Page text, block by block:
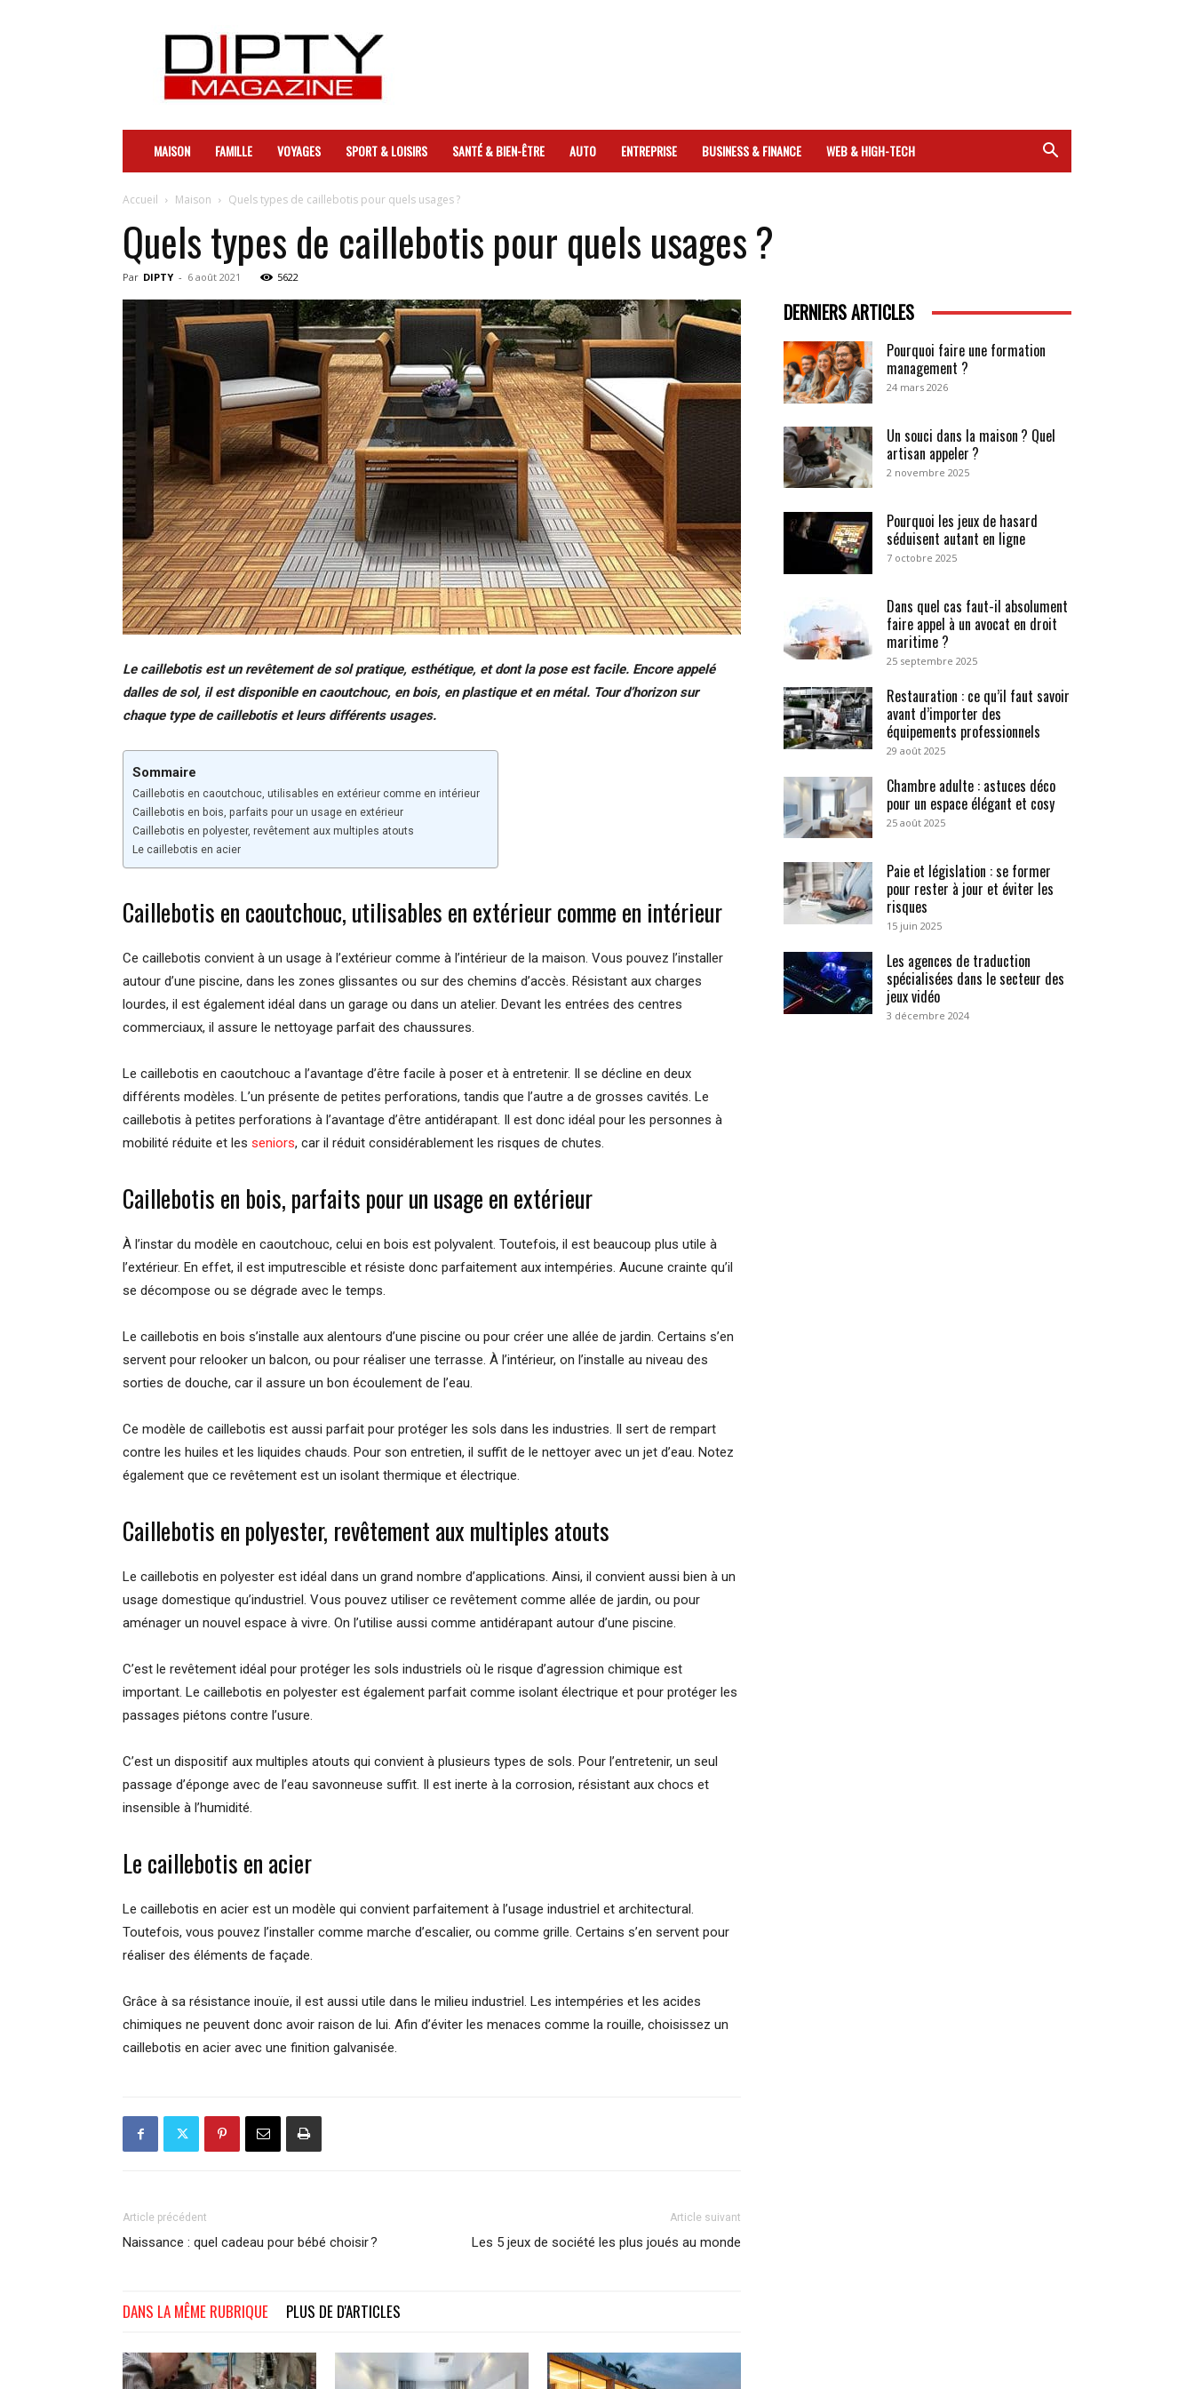
DIPTY
MAISON FAMILLE VOYAGES SPORT & LOISIRS SANTÉ & BIEN-ÊTRE AUTO ENTREPRISE BUSINESS & FINANCE WEB & HIGH-TECH
Accueil Maison Quels types de caillebotis pour quels usages ?
Quels types de caillebotis pour quels usages ?
Par DIPTY - 6 août 2021 5622
Le caillebotis est un revêtement de sol pratique, esthétique, et dont la pose est facile. Encore appelé
dalles de sol, il est disponible en caoutchouc, en bois, en plastique et en métal. Tour d’horizon sur
chaque type de caillebotis et leurs différents usages.
Sommaire
Caillebotis en caoutchouc, utilisables en extérieur comme en intérieur
Caillebotis en bois, parfaits pour un usage en extérieur
Caillebotis en polyester, revêtement aux multiples atouts
Le caillebotis en acier
Caillebotis en caoutchouc, utilisables en extérieur comme en intérieur
Ce caillebotis convient à un usage à l’extérieur comme à l’intérieur de la maison. Vous pouvez l’installer
autour d’une piscine, dans les zones glissantes ou sur des chemins d’accès. Résistant aux charges
lourdes, il est également idéal dans un garage ou dans un atelier. Devant les entrées des centres
commerciaux, il assure le nettoyage parfait des chaussures.
Le caillebotis en caoutchouc a l’avantage d’être facile à poser et à entretenir. Il se décline en deux
différents modèles. L’un présente de petites perforations, tandis que l’autre a de grosses cavités. Le
caillebotis à petites perforations à l’avantage d’être antidérapant. Il est donc idéal pour les personnes à
mobilité réduite et les seniors, car il réduit considérablement les risques de chutes.
Caillebotis en bois, parfaits pour un usage en extérieur
À l’instar du modèle en caoutchouc, celui en bois est polyvalent. Toutefois, il est beaucoup plus utile à
l’extérieur. En effet, il est imputrescible et résiste donc parfaitement aux intempéries. Aucune crainte qu’il
se décompose ou se dégrade avec le temps.
Le caillebotis en bois s’installe aux alentours d’une piscine ou pour créer une allée de jardin. Certains s’en
servent pour relooker un balcon, ou pour réaliser une terrasse. À l’intérieur, on l’installe au niveau des
sorties de douche, car il assure un bon écoulement de l’eau.
Ce modèle de caillebotis est aussi parfait pour protéger les sols dans les industries. Il sert de rempart
contre les huiles et les liquides chauds. Pour son entretien, il suffit de le nettoyer avec un jet d’eau. Notez
également que ce revêtement est un isolant thermique et électrique.
Caillebotis en polyester, revêtement aux multiples atouts
Le caillebotis en polyester est idéal dans un grand nombre d’applications. Ainsi, il convient aussi bien à un
usage domestique qu’industriel. Vous pouvez utiliser ce revêtement comme allée de jardin, ou pour
aménager un nouvel espace à vivre. On l’utilise aussi comme antidérapant autour d’une piscine.
C’est le revêtement idéal pour protéger les sols industriels où le risque d’agression chimique est
important. Le caillebotis en polyester est également parfait comme isolant électrique et pour protéger les
passages piétons contre l’usure.
C’est un dispositif aux multiples atouts qui convient à plusieurs types de sols. Pour l’entretenir, un seul
passage d’éponge avec de l’eau savonneuse suffit. Il est inerte à la corrosion, résistant aux chocs et
insensible à l’humidité.
Le caillebotis en acier
Le caillebotis en acier est un modèle qui convient parfaitement à l’usage industriel et architectural.
Toutefois, vous pouvez l’installer comme marche d’escalier, ou comme grille. Certains s’en servent pour
réaliser des éléments de façade.
Grâce à sa résistance inouïe, il est aussi utile dans le milieu industriel. Les intempéries et les acides
chimiques ne peuvent donc avoir raison de lui. Afin d’éviter les menaces comme la rouille, choisissez un
caillebotis en acier avec une finition galvanisée.
Article précédent
Naissance : quel cadeau pour bébé choisir ?
Article suivant
Les 5 jeux de société les plus joués au monde
DANS LA MÊME RUBRIQUE PLUS DE D'ARTICLES
DERNIERS ARTICLES
Pourquoi faire une formation
management ?
24 mars 2026
Un souci dans la maison ? Quel
artisan appeler ?
2 novembre 2025
Pourquoi les jeux de hasard
séduisent autant en ligne
7 octobre 2025
Dans quel cas faut-il absolument
faire appel à un avocat en droit
maritime ?
25 septembre 2025
Restauration : ce qu’il faut savoir
avant d’importer des
équipements professionnels
29 août 2025
Chambre adulte : astuces déco
pour un espace élégant et cosy
25 août 2025
Paie et législation : se former
pour rester à jour et éviter les
risques
15 juin 2025
Les agences de traduction
spécialisées dans le secteur des
jeux vidéo
3 décembre 2024